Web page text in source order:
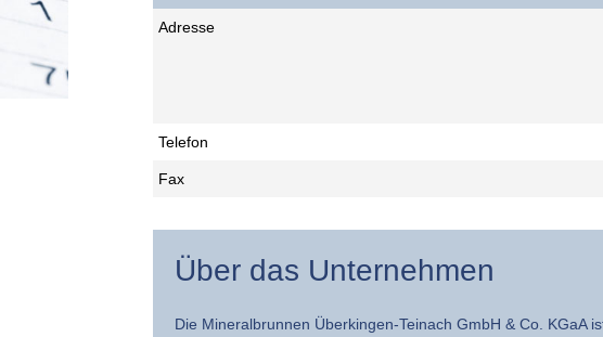
Adresse
Telefon
Fax
Über das Unternehmen
Die Mineralbrunnen Überkingen-Teinach GmbH & Co.